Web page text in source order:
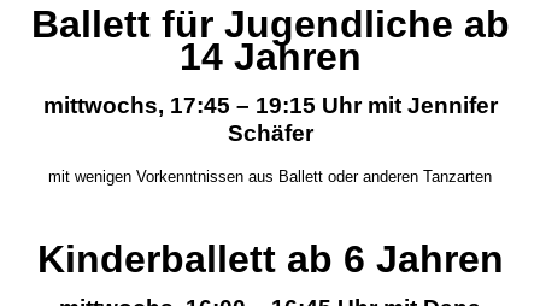
Ballett für Jugendliche ab
14 Jahren
mittwochs, 17:45 – 19:15 Uhr mit Jennifer
Schäfer
mit wenigen Vorkenntnissen aus Ballett oder anderen Tanzarten
Kinderballett ab 6 Jahren